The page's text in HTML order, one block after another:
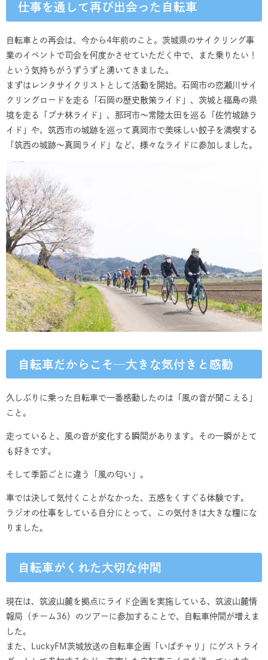
仕事を通して再び出会った自転車
自転車との再会は、今から4年前のこと。茨城県のサイクリング事
業のイベントで司会を何度かさせていただく中で、また乗りたい！
という気持ちがうずうずと湧いてきました。
まずはレンタサイクリストとして活動を開始。石岡市の恋瀬川サイ
クリングロードを走る「石岡の歴史散策ライド」、茨城と福島の県
境を走る「ブナ林ライド」、那珂市～常陸太田を巡る「佐竹城跡ラ
イド」や、筑西市の城跡を巡って真岡市で美味しい餃子を満喫する
「筑西の城跡～真岡ライド」など、様々なライドに参加しました。
自転車だからこそ─大きな気付きと感動
久しぶりに乗った自転車で一番感動したのは「風の音が聞こえる」
こと。
走っていると、風の音が変化する瞬間があります。その一瞬がとて
も好きです。
そして季節ごとに違う「風の匂い」。
車では決して気付くことがなかった、五感をくすぐる体験です。
ラジオの仕事をしている自分にとって、この気付きは大きな糧にな
りました。
自転車がくれた大切な仲間
現在は、筑波山麓を拠点にライド企画を実施している、筑波山麓情
報局（チーム36）のツアーに参加することで、自転車仲間が増えま
した。
また、LuckyFM茨城放送の自転車企画「いばチャリ」にゲストライ